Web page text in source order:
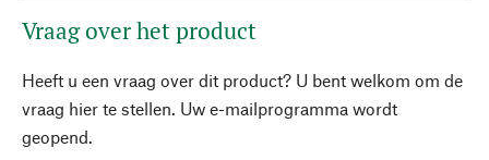
Vraag over het product
Heeft u een vraag over dit product? U bent welkom om de
vraag hier te stellen. Uw e-mailprogramma wordt
geopend.